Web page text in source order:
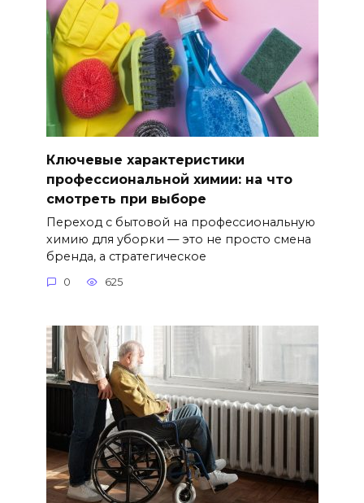
Ключевые характеристики
профессиональной химии: на что
смотреть при выборе
Переход с бытовой на профессиональную
химию для уборки — это не просто смена
бренда, а стратегическое
0 625